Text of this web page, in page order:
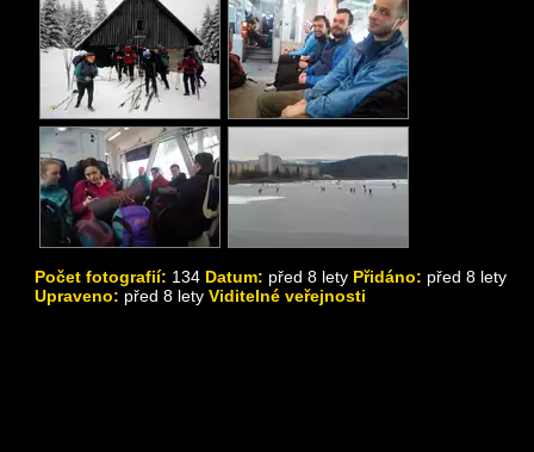
Počet fotografií: 134 Datum: před 8 lety Přidáno: před 8 lety
Upraveno: před 8 lety Viditelné veřejnosti